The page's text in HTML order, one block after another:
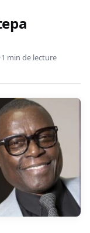
1 min de lecture